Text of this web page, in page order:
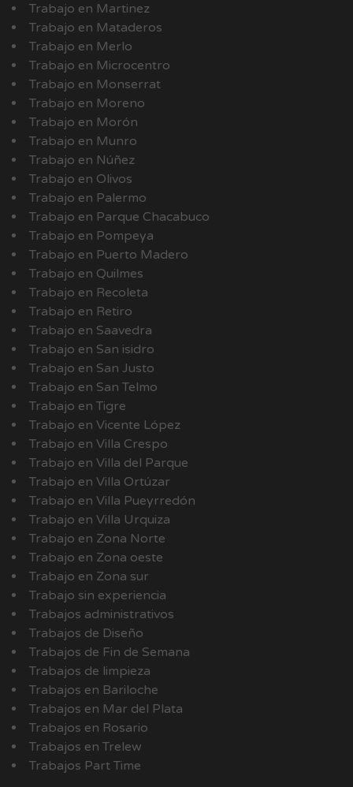
Trabajo en Martinez
Trabajo en Mataderos
Trabajo en Merlo
Trabajo en Microcentro
Trabajo en Monserrat
Trabajo en Moreno
Trabajo en Morón
Trabajo en Munro
Trabajo en Núñez
Trabajo en Olivos
Trabajo en Palermo
Trabajo en Parque Chacabuco
Trabajo en Pompeya
Trabajo en Puerto Madero
Trabajo en Quilmes
Trabajo en Recoleta
Trabajo en Retiro
Trabajo en Saavedra
Trabajo en San isidro
Trabajo en San Justo
Trabajo en San Telmo
Trabajo en Tigre
Trabajo en Vicente López
Trabajo en Villa Crespo
Trabajo en Villa del Parque
Trabajo en Villa Ortúzar
Trabajo en Villa Pueyrredón
Trabajo en Villa Urquiza
Trabajo en Zona Norte
Trabajo en Zona oeste
Trabajo en Zona sur
Trabajo sin experiencia
Trabajos administrativos
Trabajos de Diseño
Trabajos de Fin de Semana
Trabajos de limpieza
Trabajos en Bariloche
Trabajos en Mar del Plata
Trabajos en Rosario
Trabajos en Trelew
Trabajos Part Time